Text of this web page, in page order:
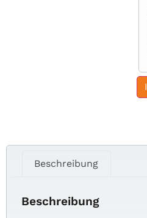
Beschreibung
Beschreibung